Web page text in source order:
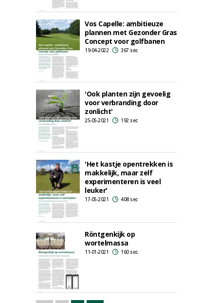
Vos Capelle: ambitieuze
plannen met Gezonder Gras
Concept voor golfbanen
19-04-2022 367 sec
'Ook planten zijn gevoelig
voor verbranding door
zonlicht'
25-05-2021 192 sec
'Het kastje opentrekken is
makkelijk, maar zelf
experimenteren is veel
leuker'
17-05-2021 408 sec
Röntgenkijk op
wortelmassa
11-01-2021 160 sec